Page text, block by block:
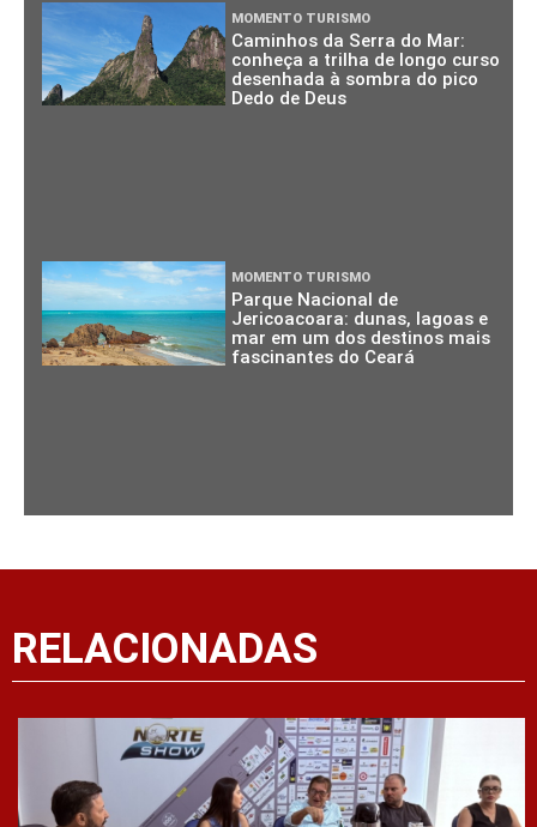
MOMENTO TURISMO
Caminhos da Serra do Mar:
conheça a trilha de longo curso
desenhada à sombra do pico
Dedo de Deus
MOMENTO TURISMO
Parque Nacional de
Jericoacoara: dunas, lagoas e
mar em um dos destinos mais
fascinantes do Ceará
RELACIONADAS